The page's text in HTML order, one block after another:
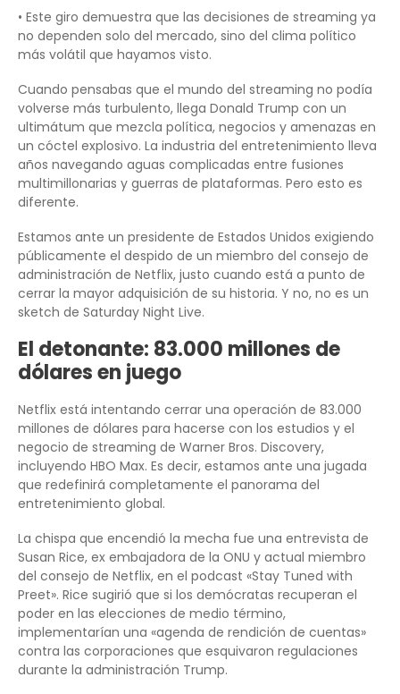
• Este giro demuestra que las decisiones de streaming ya
no dependen solo del mercado, sino del clima político
más volátil que hayamos visto.
Cuando pensabas que el mundo del streaming no podía
volverse más turbulento, llega Donald Trump con un
ultimátum que mezcla política, negocios y amenazas en
un cóctel explosivo. La industria del entretenimiento lleva
años navegando aguas complicadas entre fusiones
multimillonarias y guerras de plataformas. Pero esto es
diferente.
Estamos ante un presidente de Estados Unidos exigiendo
públicamente el despido de un miembro del consejo de
administración de Netflix, justo cuando está a punto de
cerrar la mayor adquisición de su historia. Y no, no es un
sketch de Saturday Night Live.
El detonante: 83.000 millones de
dólares en juego
Netflix está intentando cerrar una operación de 83.000
millones de dólares para hacerse con los estudios y el
negocio de streaming de Warner Bros. Discovery,
incluyendo HBO Max. Es decir, estamos ante una jugada
que redefinirá completamente el panorama del
entretenimiento global.
La chispa que encendió la mecha fue una entrevista de
Susan Rice, ex embajadora de la ONU y actual miembro
del consejo de Netflix, en el podcast «Stay Tuned with
Preet». Rice sugirió que si los demócratas recuperan el
poder en las elecciones de medio término,
implementarían una «agenda de rendición de cuentas»
contra las corporaciones que esquivaron regulaciones
durante la administración Trump.